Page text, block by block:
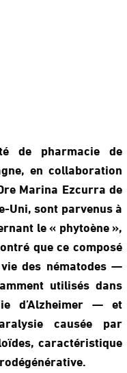
de pharmacie de
en collaboration
Marina Ezcurra de
Uni, sont parvenus à
le « phytoène »,
que ce composé
des nématodes —
utilisés dans
d’Alzheimer — et
causée par
caractéristique